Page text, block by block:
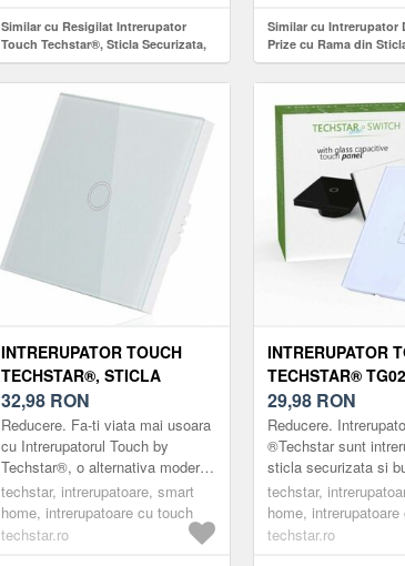
Similar cu Resigilat Intrerupator
Touch Techstar®, Sticla Securizata,
Design Modern, Iluminare LED, 2
Faze, Alb
Similar cu Intrerupator
Prize cu Rama din
Standard Italian, 6M
INTRERUPATOR TOUCH
TECHSTAR®, STICLA
SECURIZATA, DESIGN
MODERN, ILUMINARE LED,
1 FAZA, ALB
32,98 RON
Reducere. Fa-ti viata mai usoara
cu Intrerupatorul Touch by
Techstar®, o alternativa moderna
la intrerupatoarele clasice.
Intrerupatoarele marca ®Techstar
su...
techstar, intrerupatoare, smart
home, intrerupatoare cu touch
techstar.ro
INTRERUPATOR
TECHSTAR®
SECURIZATA,
MODERN,
1 FAZA, ALB
29,98 RON
Reducere.
®Techstar sunt
sticla securizata si
touch Intrerupatorul
are un design
techstar,
home,
techstar.ro